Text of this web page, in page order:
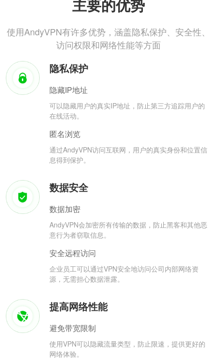
主要的优势
使用AndyVPN有许多优势，涵盖隐私保护、安全性、
访问权限和网络性能等方面
隐私保护
隐藏IP地址
可以隐藏用户的真实IP地址，防止第三方追踪用户的
在线活动。
匿名浏览
通过AndyVPN访问互联网，用户的真实身份和位置信
息得到保护。
数据安全
数据加密
AndyVPN会加密所有传输的数据，防止黑客和其他恶
意行为者窃取信息。
安全远程访问
企业员工可以通过VPN安全地访问公司内部网络资
源，无需担心数据泄露。
提高网络性能
避免带宽限制
使用VPN可以隐藏流量类型，防止限速，提供更好的
网络体验。